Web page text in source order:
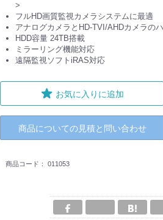
>
フルHD画質監視カメラシステムに最適
アナログカメラとHD-TVI/AHDカメラの
HDD容量 24TB搭載
ミラーリング機能対応
遠隔監視ソフトiRAS対応
お気に入りに追加
商品についての見積と問い合わせ
商品コード： 011053